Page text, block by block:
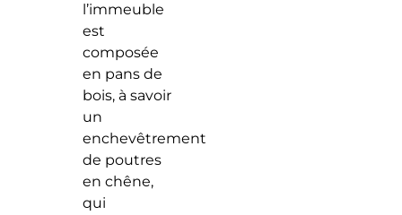
l’immeuble
est
composée
en pans de
bois, à savoir
un
enchevêtrement
de poutres
en chêne,
qui